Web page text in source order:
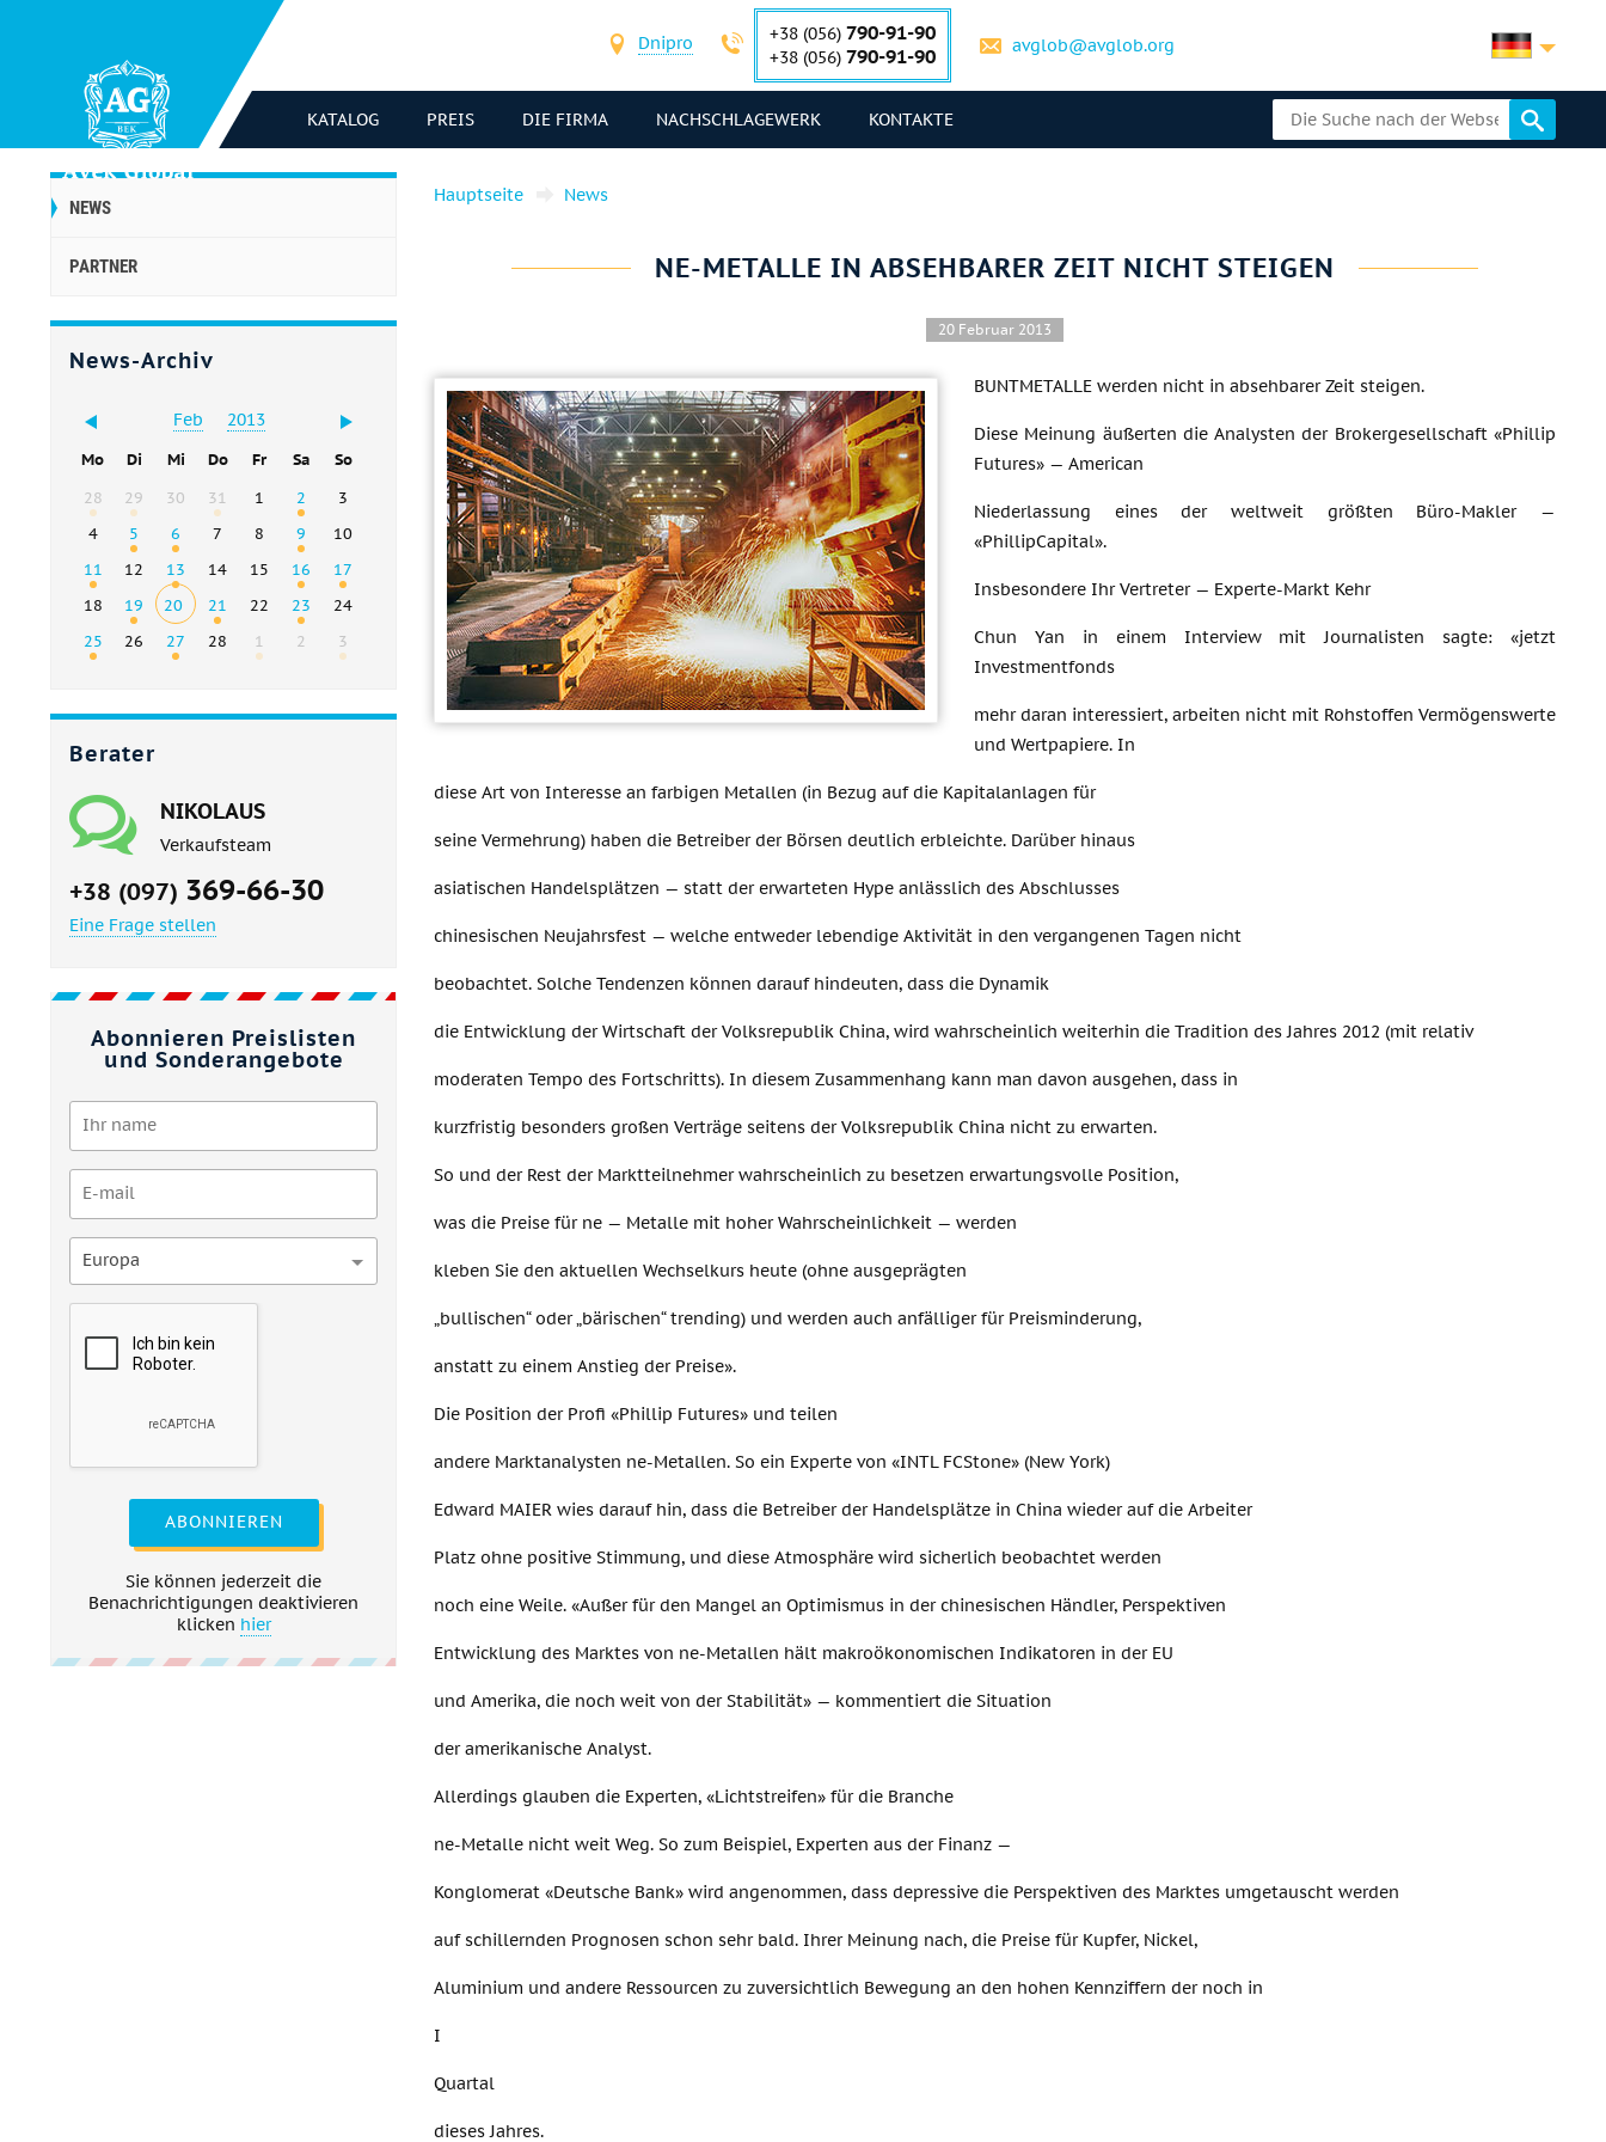
Dnipro +38 (056) 790-91-90
+38 (056) 790-91-90 avglob@avglob.org
KATALOG PREIS DIE FIRMA NACHSCHLAGEWERK KONTAKTE
NEWS
PARTNER
News-Archiv
Feb 2013
Mo Di Mi Do Fr Sa
So
28
29 30 31 1 2
3
4
5 6 7 8 9
10
11
12 13 14 15 16
17
18
19 20 21 22 23
24
25
26 27 28 1 2 3
Berater
NIKOLAUS
Verkaufsteam
+38 (097) 369-66-30
Eine Frage stellen
Abonnieren Preislisten
und Sonderangebote
Europa
ABONNIEREN
Sie können jederzeit die
Benachrichtigungen deaktivieren
klicken hier
Hauptseite News
NE-METALLE IN ABSEHBARER ZEIT NICHT STEIGEN
20 Februar 2013
BUNTMETALLE werden nicht in absehbarer Zeit steigen.
Diese Meinung äußerten die Analysten der Brokergesellschaft «Phillip
Futures» — American
Niederlassung eines der weltweit größten Büro-Makler —
«PhillipCapital».
Insbesondere Ihr Vertreter — Experte-Markt Kehr
Chun Yan in einem Interview mit Journalisten sagte: «jetzt
Investmentfonds
mehr daran interessiert, arbeiten nicht mit Rohstoffen Vermögenswerte
und Wertpapiere. In
diese Art von Interesse an farbigen Metallen (in Bezug auf die Kapitalanlagen für
seine Vermehrung) haben die Betreiber der Börsen deutlich erbleichte. Darüber hinaus
asiatischen Handelsplätzen — statt der erwarteten Hype anlässlich des Abschlusses
chinesischen Neujahrsfest — welche entweder lebendige Aktivität in den vergangenen Tagen nicht
beobachtet. Solche Tendenzen können darauf hindeuten, dass die Dynamik
die Entwicklung der Wirtschaft der Volksrepublik China, wird wahrscheinlich weiterhin die Tradition des Jahres 2012 (mit relativ
moderaten Tempo des Fortschritts). In diesem Zusammenhang kann man davon ausgehen, dass in
kurzfristig besonders großen Verträge seitens der Volksrepublik China nicht zu erwarten.
So und der Rest der Marktteilnehmer wahrscheinlich zu besetzen erwartungsvolle Position,
was die Preise für ne — Metalle mit hoher Wahrscheinlichkeit — werden
kleben Sie den aktuellen Wechselkurs heute (ohne ausgeprägten
„bullischen“ oder „bärischen“ trending) und werden auch anfälliger für Preisminderung,
anstatt zu einem Anstieg der Preise».
Die Position der Profi «Phillip Futures» und teilen
andere Marktanalysten ne-Metallen. So ein Experte von «INTL FCStone» (New York)
Edward MAIER wies darauf hin, dass die Betreiber der Handelsplätze in China wieder auf die Arbeiter
Platz ohne positive Stimmung, und diese Atmosphäre wird sicherlich beobachtet werden
noch eine Weile. «Außer für den Mangel an Optimismus in der chinesischen Händler, Perspektiven
Entwicklung des Marktes von ne-Metallen hält makroökonomischen Indikatoren in der EU
und Amerika, die noch weit von der Stabilität» — kommentiert die Situation
der amerikanische Analyst.
Allerdings glauben die Experten, «Lichtstreifen» für die Branche
ne-Metalle nicht weit Weg. So zum Beispiel, Experten aus der Finanz —
Konglomerat «Deutsche Bank» wird angenommen, dass depressive die Perspektiven des Marktes umgetauscht werden
auf schillernden Prognosen schon sehr bald. Ihrer Meinung nach, die Preise für Kupfer, Nickel,
Aluminium und andere Ressourcen zu zuversichtlich Bewegung an den hohen Kennziffern der noch in
I
Quartal
dieses Jahres.